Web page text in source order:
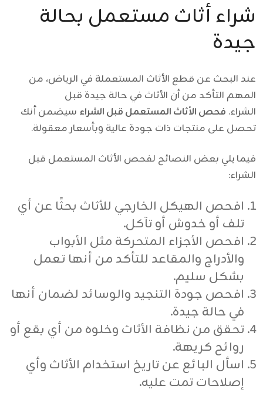
شراء أثاث مستعمل بحالة
جيدة
عند البحث عن قطع الأثاث المستعملة في الرياض، من
المهم التأكد من أن الأثاث في حالة جيدة قبل
الشراء. فحص الأثاث المستعمل قبل الشراء سيضمن أنك
تحصل على منتجات ذات جودة عالية وبأسعار معقولة.
فيما يلي بعض النصائح لفحص الأثاث المستعمل قبل
الشراء:
افحص الهيكل الخارجي للأثاث بحثًا عن أي
تلف أو خدوش أو تآكل.
افحص الأجزاء المتحركة مثل الأبواب
والأدراج والمقاعد للتأكد من أنها تعمل
بشكل سليم.
افحص جودة التنجيد والوسائد لضمان أنها
في حالة جيدة.
تحقق من نظافة الأثاث وخلوه من أي بقع أو
روائح كريهة.
اسأل البائع عن تاريخ استخدام الأثاث وأي
إصلاحات تمت عليه.